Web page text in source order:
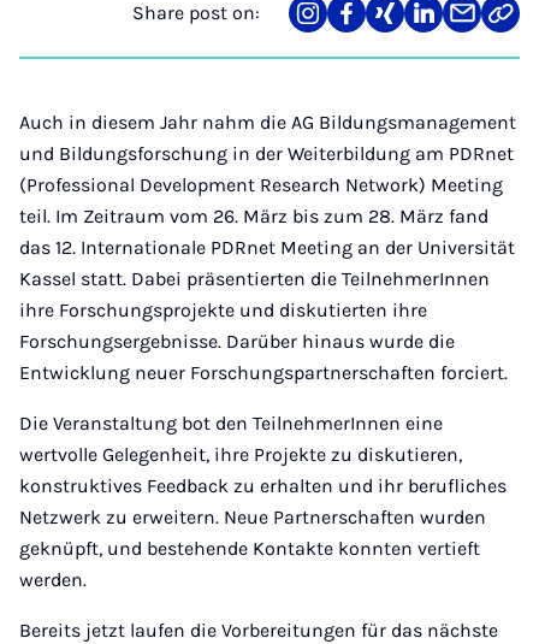
Share post on:
Share
on
Teilen
auf
Teilen
auf
Teilen
auf
Teilen
über
Link
Auch in diesem Jahr nahm die AG Bildungsmanagement
und Bildungsforschung in der Weiterbildung am PDRnet
(Professional Development Research Network) Meeting
teil. Im Zeitraum vom 26. März bis zum 28. März fand
das 12. Internationale PDRnet Meeting an der Universität
Kassel statt. Dabei präsentierten die TeilnehmerInnen
ihre Forschungsprojekte und diskutierten ihre
Forschungsergebnisse. Darüber hinaus wurde die
Entwicklung neuer Forschungspartnerschaften forciert.
Die Veranstaltung bot den TeilnehmerInnen eine
wertvolle Gelegenheit, ihre Projekte zu diskutieren,
konstruktives Feedback zu erhalten und ihr berufliches
Netzwerk zu erweitern. Neue Partnerschaften wurden
geknüpft, und bestehende Kontakte konnten vertieft
werden.
Bereits jetzt laufen die Vorbereitungen für das nächste